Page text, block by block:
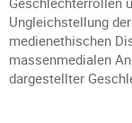
Ungleichstellung
medienethischen
massenmedialen
dargestellter